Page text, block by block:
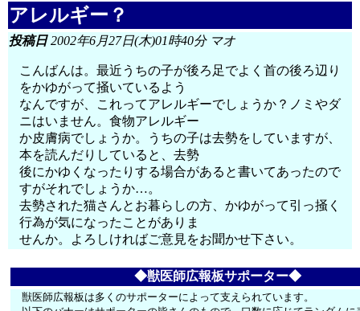
アレルギー？
投稿日2002年6月27日(木)01時40分 マオ
こんばんは。最近うちの子が後ろ足でよく首の後ろ辺り
をかゆがって掻いているよう
なんですが、これってアレルギーでしょうか？ノミやダ
ニはいません。食物アレルギー
か皮膚病でしょうか。うちの子は去勢をしていますが、
本を読んだりしていると、去勢
後にかゆくなったりする場合があると書いてあったので
すがそれでしょうか…。
去勢された猫さんとお暮らしの方、かゆがって引っ掻く
行為が気になったことがありま
せんか。よろしければご意見をお聞かせ下さい。
◆獣医師広報板サポーター◆
獣医師広報板は多くのサポーターによって支えられています。